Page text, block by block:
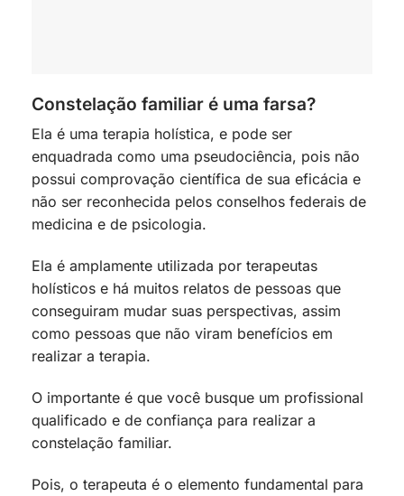
Constelação familiar é uma farsa?
Ela é uma terapia holística, e pode ser
enquadrada como uma pseudociência, pois não
possui comprovação científica de sua eficácia e
não ser reconhecida pelos conselhos federais de
medicina e de psicologia.
Ela é amplamente utilizada por terapeutas
holísticos e há muitos relatos de pessoas que
conseguiram mudar suas perspectivas, assim
como pessoas que não viram benefícios em
realizar a terapia.
O importante é que você busque um profissional
qualificado e de confiança para realizar a
constelação familiar.
Pois, o terapeuta é o elemento fundamental para